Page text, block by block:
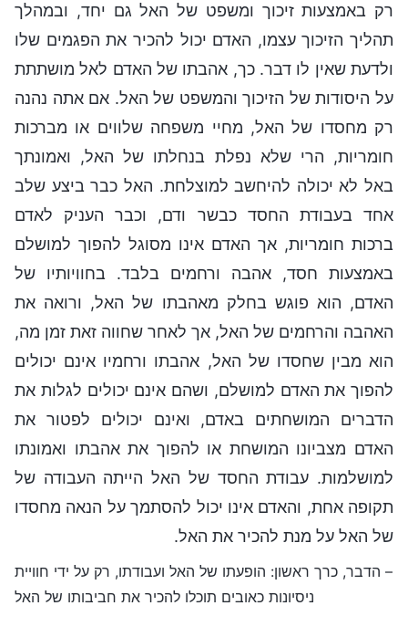
רק באמצעות זיכוך ומשפט של האל גם יחד, ובמהלך
תהליך הזיכוך עצמו, האדם יכול להכיר את הפגמים שלו
ולדעת שאין לו דבר. כך, אהבתו של האדם לאל מושתתת
על היסודות של הזיכוך והמשפט של האל. אם אתה נהנה
רק מחסדו של האל, מחיי משפחה שלווים או מברכות
חומריות, הרי שלא נפלת בנחלתו של האל, ואמונתך
באל לא יכולה להיחשב למוצלחת. האל כבר ביצע שלב
אחד בעבודת החסד כבשר ודם, וכבר העניק לאדם
ברכות חומריות, אך האדם אינו מסוגל להפוך למושלם
באמצעות חסד, אהבה ורחמים בלבד. בחוויותיו של
האדם, הוא פוגש בחלק מאהבתו של האל, ורואה את
האהבה והרחמים של האל, אך לאחר שחווה זאת זמן מה,
הוא מבין שחסדו של האל, אהבתו ורחמיו אינם יכולים
להפוך את האדם למושלם, ושהם אינם יכולים לגלות את
הדברים המושחתים באדם, ואינם יכולים לפטור את
האדם מצביונו המושחת או להפוך את אהבתו ואמונתו
למושלמות. עבודת החסד של האל הייתה העבודה של
תקופה אחת, והאדם אינו יכול להסתמך על הנאה מחסדו
של האל על מנת להכיר את האל.
– הדבר, כרך ראשון: הופעתו של האל ועבודתו, רק על ידי חוויית
ניסיונות כאובים תוכלו להכיר את חביבותו של האל